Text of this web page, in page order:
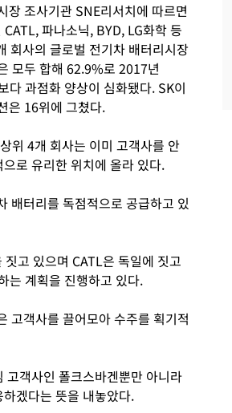
장 조사기관 SNE리서치에 따르면
파나소닉, BYD, LG화학 등
회사의 글로벌 전기차 배터리시장
모두 합해 62.9%로 2017년
다 과점화 양상이 심화됐다. SK이
은 16위에 그쳤다.
위 4개 회사는 이미 고객사를 안
로 유리한 위치에 올라 있다.
배터리를 독점적으로 공급하고 있
고 있으며 CATL은 독일에 짓고
는 계획을 진행하고 있다.
고객사를 끌어모아 수주를 획기적
고객사인 폴크스바겐뿐만 아니라
겠다는 뜻을 내놓았다.